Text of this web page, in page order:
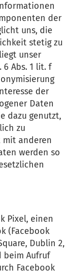
der
uns, die
stetig zu
unser
Abs. 1 lit. f
der
Daten
dazu genutzt,
zu
anderen
werden so
Pixel, einen
(Facebook
Dublin 2,
beim Aufruf
Facebook